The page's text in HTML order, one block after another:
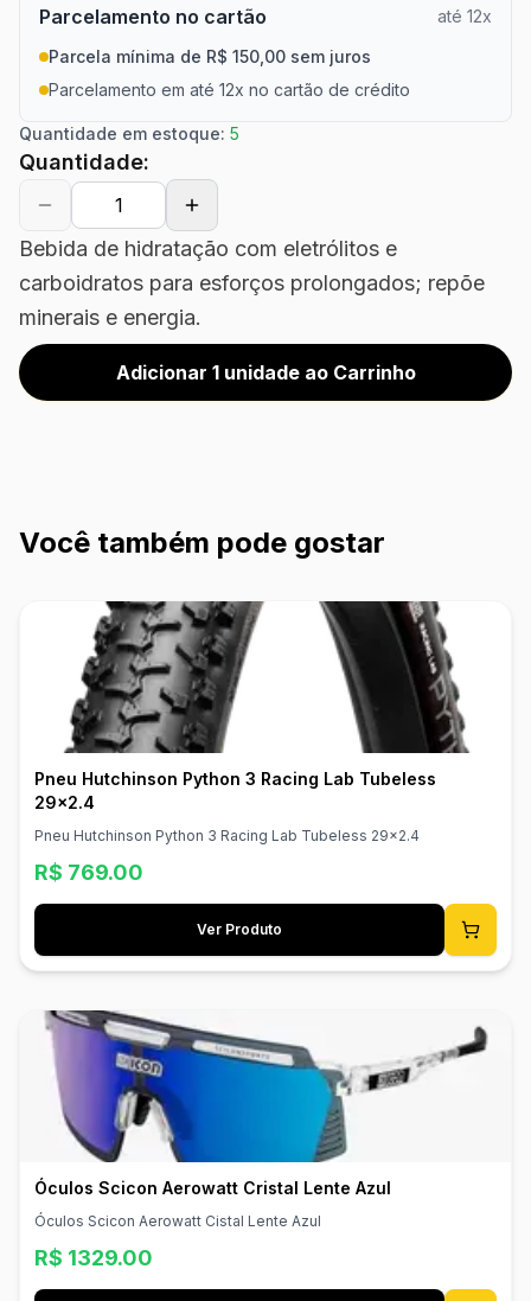
Parcelamento no cartão
até 12x
Parcela mínima de R$ 150,00 sem juros
Parcelamento em até 12x no cartão de crédito
Quantidade em estoque: 5
Quantidade:
Bebida de hidratação com eletrólitos e
carboidratos para esforços prolongados; repõe
minerais e energia.
Adicionar 1 unidade ao Carrinho
Você também pode gostar
Pneu Hutchinson Python 3 Racing Lab Tubeless
29x2.4
Pneu Hutchinson Python 3 Racing Lab Tubeless 29x2.4
R$ 769.00
Ver Produto
Óculos Scicon Aerowatt Cristal Lente Azul
Óculos Scicon Aerowatt Cistal Lente Azul
R$ 1329.00